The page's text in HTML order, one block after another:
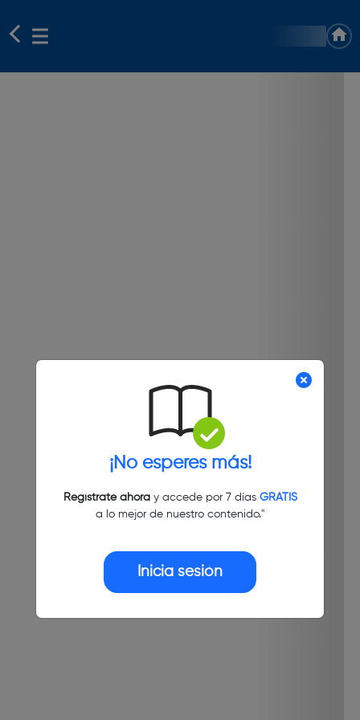
¡No esperes más!
Regístrate ahoray accede por 7 días GRATIS
a lo mejor de nuestro contenido."
Inicia sesión